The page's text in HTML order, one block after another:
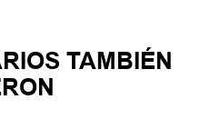
TAMBIÉN